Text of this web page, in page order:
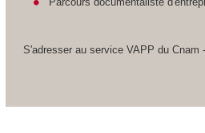
S'adresser au service VAPP du Cnam -